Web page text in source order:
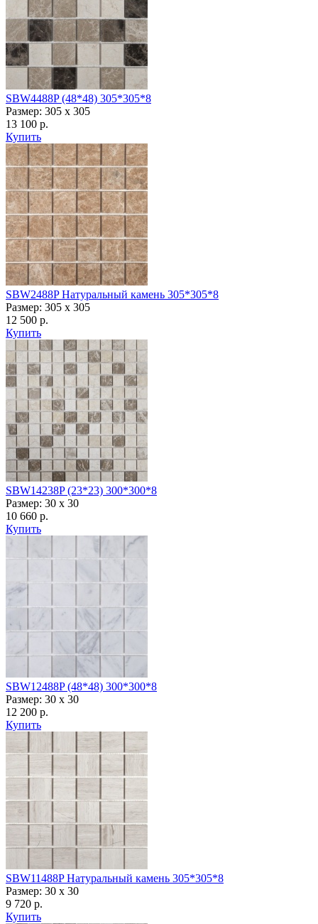
SBW4488P (48*48) 305*305*8
Размер: 305 х 305
13 100 р.
Купить
SBW2488P Натуральный камень 305*305*8
Размер: 305 х 305
12 500 р.
Купить
SBW14238P (23*23) 300*300*8
Размер: 30 x 30
10 660 р.
Купить
SBW12488P (48*48) 300*300*8
Размер: 30 x 30
12 200 р.
Купить
SBW11488P Натуральный камень 305*305*8
Размер: 30 x 30
9 720 р.
Купить